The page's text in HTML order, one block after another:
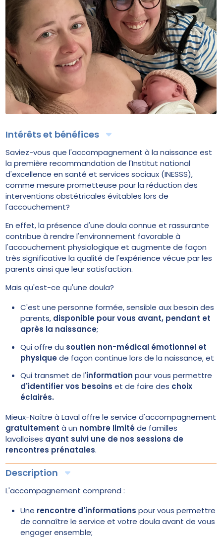
Intérêts et bénéfices
Saviez-vous que l'accompagnement à la naissance est
la première recommandation de l'Institut national
d'excellence en santé et services sociaux (INESSS),
comme mesure prometteuse pour la réduction des
interventions obstétricales évitables lors de
l'accouchement?
En effet, la présence d'une doula connue et rassurante
contribue à rendre l'environnement favorable à
l'accouchement physiologique et augmente de façon
très significative la qualité de l'expérience vécue par les
parents ainsi que leur satisfaction.
Mais qu'est-ce qu'une doula?
C'est une personne formée, sensible aux besoin des
parents, disponible pour vous avant, pendant et
après la naissance;
Qui offre du soutien non-médical émotionnel et
physiquede façon continue lors de la naissance, et
Qui transmet de l'information pour vous permettre
d'identifier vos besoinset de faire des choix
éclairés.
Mieux-Naître à Laval offre le service d'accompagnement
gratuitementà un nombre limitéde familles
lavalloises ayant suivi une de nos sessions de
rencontres prénatales.
Description
L'accompagnement comprend :
Une rencontre d'informations pour vous permettre
de connaître le service et votre doula avant de vous
engager ensemble;